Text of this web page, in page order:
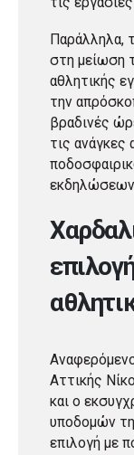
Παράλληλα,
στη μείωση
αθλητικής
την
βραδινές
τις
Αττικής
και ο
υποδομών
επιλογή με